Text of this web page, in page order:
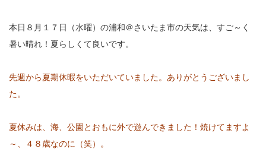
本日８月１７日（水曜）の浦和＠さいたま市の天気は、すご～く
暑い晴れ！夏らしくて良いです。
先週から夏期休暇をいただいていました。ありがとうございまし
た。
夏休みは、海、公園とおもに外で遊んできました！焼けてますよ
～、４８歳なのに（笑）。